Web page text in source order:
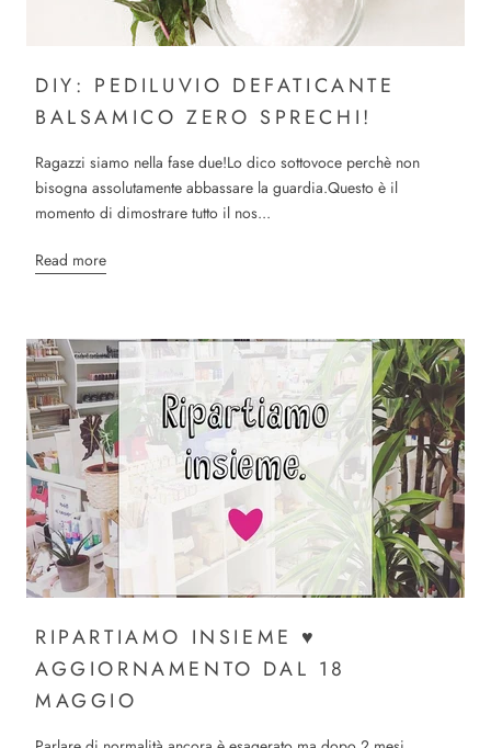
DIY: PEDILUVIO DEFATICANTE
BALSAMICO ZERO SPRECHI!
Ragazzi siamo nella fase due!Lo dico sottovoce perchè non
bisogna assolutamente abbassare la guardia.Questo è il
momento di dimostrare tutto il nos...
Read more
RIPARTIAMO INSIEME ♥
AGGIORNAMENTO DAL 18
MAGGIO